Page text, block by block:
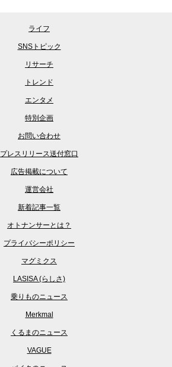
ライフ
SNSトピック
リサーチ
トレンド
エンタメ
特別企画
お問い合わせ
プレスリリース送付窓口
広告掲載について
運営会社
新着記事一覧
オトナンサーとは？
プライバシーポリシー
マグミクス
LASISA (らしさ)
乗りものニュース
Merkmal
くるまのニュース
VAGUE